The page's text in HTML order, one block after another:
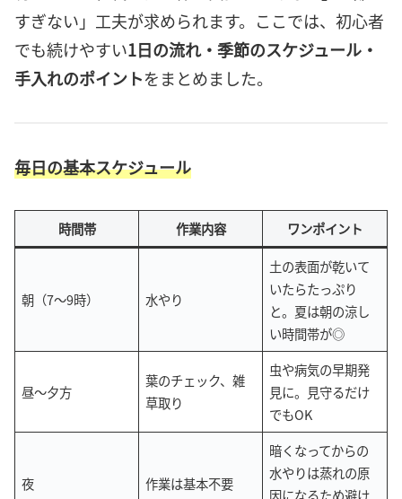
すぎない」工夫が求められます。ここでは、初心者
でも続けやすい1日の流れ・季節のスケジュール・
手入れのポイントをまとめました。
毎日の基本スケジュール
時間帯 作業内容 ワンポイント
朝（7〜9時） 水やり
土の表面が乾いて
いたらたっぷり
と。夏は朝の涼し
い時間帯が◎
昼〜夕方
葉のチェック、雑
草取り
虫や病気の早期発
見に。見守るだけ
でもOK
夜 作業は基本不要
暗くなってからの
水やりは蒸れの原